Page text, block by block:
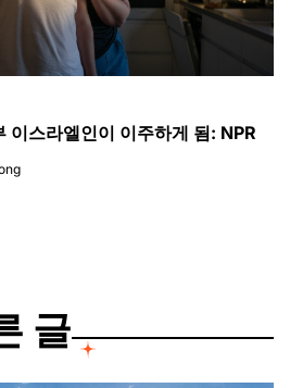
이스라엘인이 이주하게 됨: NPR
글